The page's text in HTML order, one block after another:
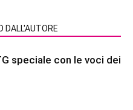
DALL'AUTORE
speciale con le voci dei